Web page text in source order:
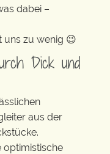
dabei –
uns zu wenig 😉
Dick und
aus der
optimistische